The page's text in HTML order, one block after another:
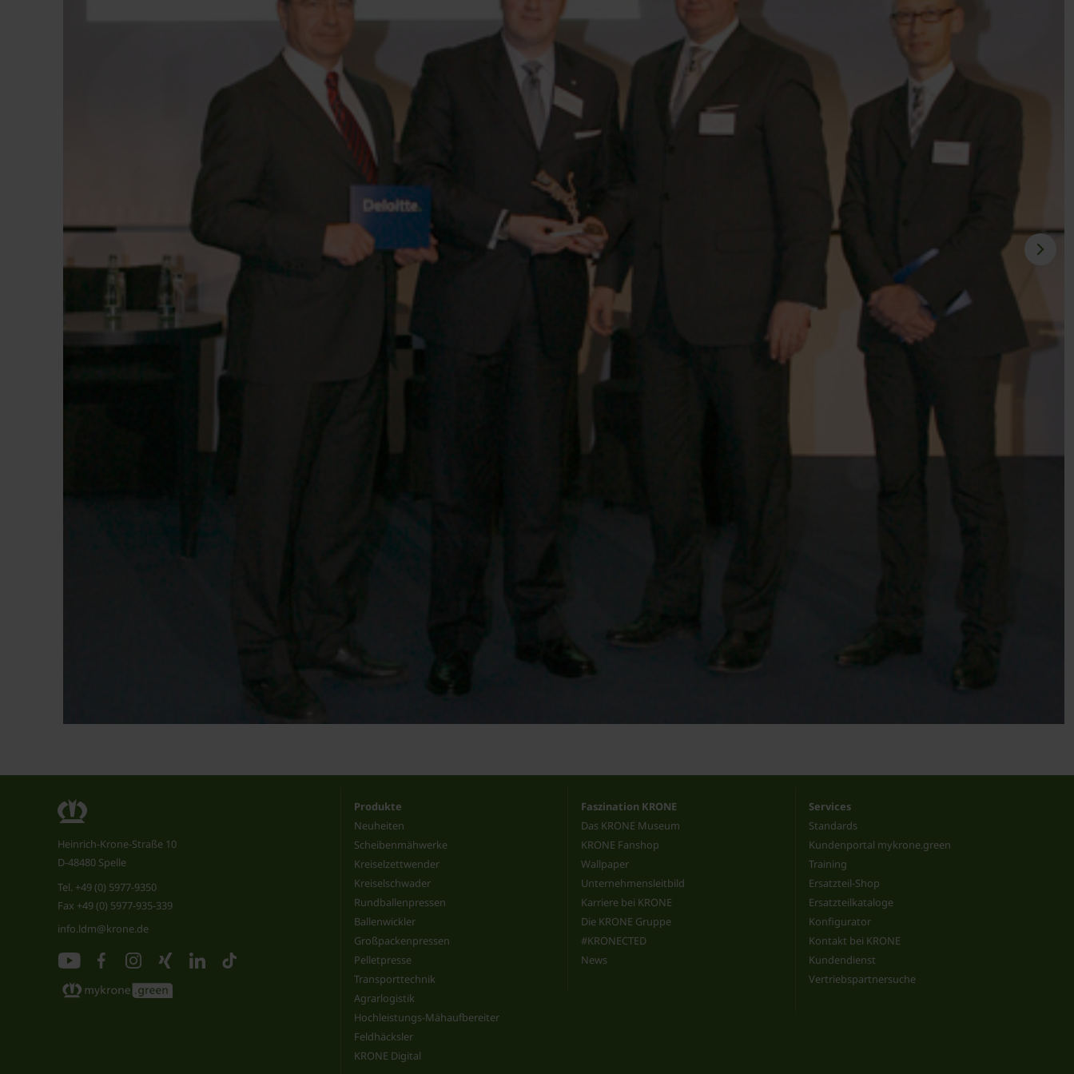
Heinrich-Krone-Straße 10
D-48480 Spelle
Tel. +49 (0) 5977-9350
Fax +49 (0) 5977-935-339
info.ldm@krone.de
Produkte
Neuheiten
Scheibenmähwerke
Kreiselzettwender
Kreiselschwader
Rundballenpressen
Ballenwickler
Großpackenpressen
Pelletpresse
Transporttechnik
Agrarlogistik
Hochleistungs-Mähaufbereiter
Feldhäcksler
KRONE Digital
Faszination KRONE
Das KRONE Museum
KRONE Fanshop
Wallpaper
Unternehmensleitbild
Karriere bei KRONE
Die KRONE Gruppe
#KRONECTED
News
Services
Standards
Kundenportal mykrone.green
Training
Ersatzteil-Shop
Ersatzteilkataloge
Konfigurator
Kontakt bei KRONE
Kundendienst
Vertriebspartnersuche